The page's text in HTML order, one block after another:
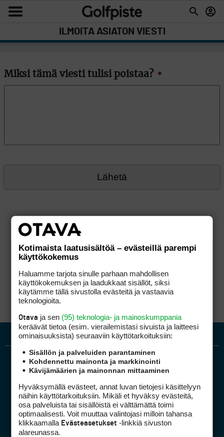
ILMOITA ASIATON VIESTI
Miksi tämä viesti tulisi poistaa? *
Golfpiste mediakortti
Kotimaista laatusisältöä – evästeillä parempi
käyttökokemus
Haluamme tarjota sinulle parhaan mahdollisen
käyttökokemuksen ja laadukkaat sisällöt, siksi
käytämme tällä sivustolla evästeitä ja vastaavia
teknologioita.
Otava ja sen (95) teknologia- ja mainoskumppania
keräävät tietoa (esim. vierailemis­tasi sivuista ja laitteesi
ominaisuuk­sista) seuraaviin käyttötarkoituksiin:
Sisällön ja palveluiden parantaminen
Kohdennettu mainonta ja markkinointi
Kävijämäärien ja mainonnan mittaaminen
Hyväksymällä evästeet, annat luvan tietojesi käsittelyyn
näihin käyttötarkoituksiin. Mikäli et hyväksy evästeitä,
osa palveluista tai sisällöistä ei välttämättä toimi
optimaalisesti. Voit muuttaa valintojasi milloin tahansa
klikkaamalla Evästeasetukset -linkkiä sivuston
alareunassa.